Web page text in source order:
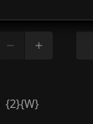
{2}{W}